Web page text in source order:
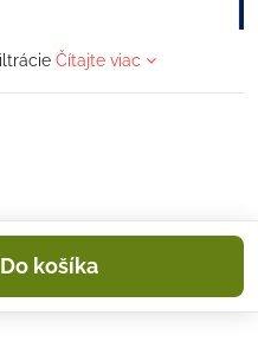
Čítajte viac
Do košíka